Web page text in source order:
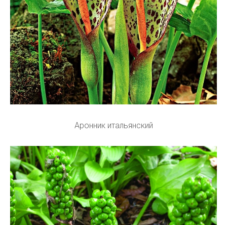
Аронник итальянский